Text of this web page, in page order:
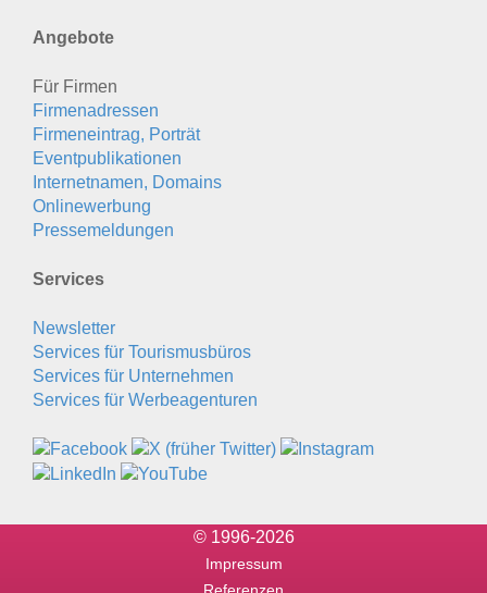
Angebote
Für Firmen
Firmenadressen
Firmeneintrag, Porträt
Eventpublikationen
Internetnamen, Domains
Onlinewerbung
Pressemeldungen
Services
Newsletter
Services für Tourismusbüros
Services für Unternehmen
Services für Werbeagenturen
© 1996-2026
Impressum